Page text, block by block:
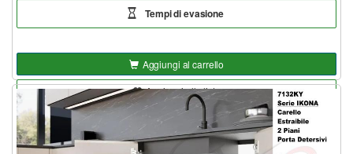
Tempi di evasione
Aggiungi al carrello
Aggiungi alla lista